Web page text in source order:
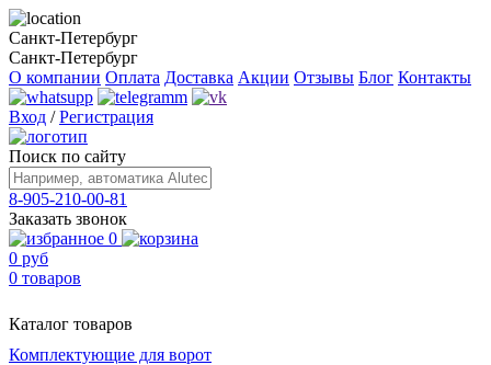
Санкт-Петербург
Санкт-Петербург
О компании Оплата Доставка Акции Отзывы Блог Контакты
Вход / Регистрация
Поиск по сайту
8-905-210-00-81
Заказать звонок
0
0 руб
0 товаров
Каталог товаров
Комплектующие для ворот